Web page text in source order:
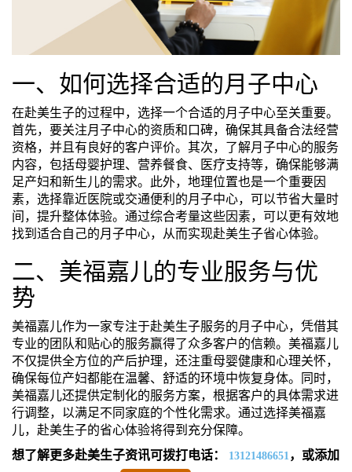
一、如何选择合适的月子中心
在赴美生子的过程中，选择一个合适的月子中心至关重要。
首先，要关注月子中心的资质和口碑，确保其具备合法经营
资格，并且有良好的客户评价。其次，了解月子中心的服务
内容，包括母婴护理、营养餐食、医疗支持等，确保能够满
足产妇和新生儿的需求。此外，地理位置也是一个重要因
素，选择靠近医院或交通便利的月子中心，可以节省大量时
间，提升整体体验。通过综合考量这些因素，可以更有效地
找到适合自己的月子中心，从而实现赴美生子省心体验。
二、美福嘉儿的专业服务与优
势
美福嘉儿作为一家专注于赴美生子服务的月子中心，凭借其
专业的团队和贴心的服务赢得了众多客户的信赖。美福嘉儿
不仅提供全方位的产后护理，还注重母婴健康和心理关怀，
确保每位产妇都能在温馨、舒适的环境中恢复身体。同时，
美福嘉儿还提供定制化的服务方案，根据客户的具体需求进
行调整，以满足不同家庭的个性化需求。通过选择美福嘉
儿，赴美生子的省心体验将得到充分保障。
想了解更多赴美生子资讯可拨打电话：
13121486651，或添加